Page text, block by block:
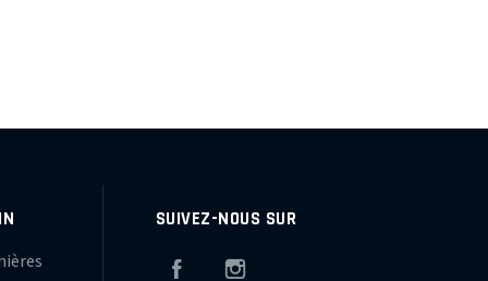
SUIVEZ-NOUS SUR
Facebook